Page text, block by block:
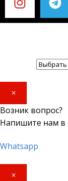
×
Возник вопрос?
Напишите нам в
Whatsapp
×